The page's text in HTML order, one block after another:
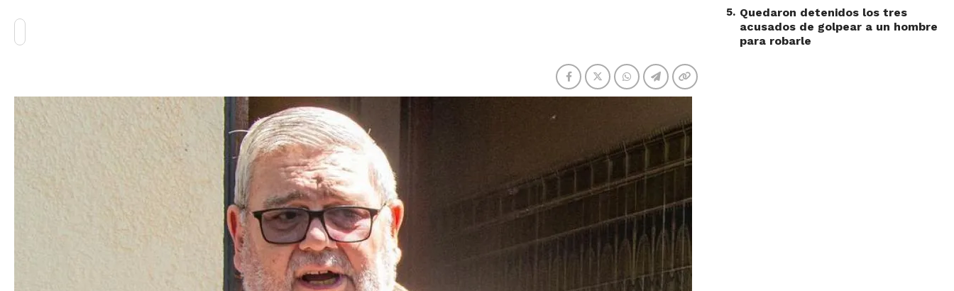
5. Quedaron detenidos los tres
acusados de golpear a un hombre
para robarle